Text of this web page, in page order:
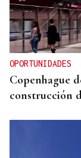
OPORTUNIDADES
Copenhague
construcción